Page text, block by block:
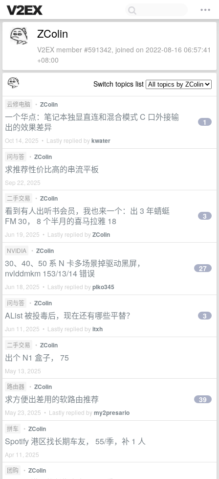
ZColin
V2EX member #591342, joined on 2022-08-16 06:57:41
+08:00
Switch topics list
云修电脑 • ZColin
一个华点：笔记本独显直连和混合模式 C 口外接输
出的效果差异
Oct 14, 2025 • Lastly replied bykwater
1
问与答 • ZColin
求推荐性价比高的串流平板
Sep 22, 2025
二手交易
• ZColin
看到有人出听书会员，我也来一个：出 3 年蜻蜓
FM 30， 8 个半月的喜马拉雅 18
Jun 19, 2025 • Lastly replied byZColin
3
NVIDIA • ZColin
30、40、50 系 N 卡多场景掉驱动黑屏，
nvlddmkm 153/13/14 错误
Jun 18, 2025 • Lastly replied byplko345
27
问与答 • ZColin
AList 被投毒后，现在还有哪些平替？
Jun 11, 2025 • Lastly replied byitxh
3
二手交易 • ZColin
出个 N1 盒子， 75
May 13, 2025
路由器
• ZColin
求方便出差用的软路由推荐
May 23, 2025 • Lastly replied bymy2presario
39
拼车 • ZColin
Spotify 港区找长期车友， 55/季，补 1 人
Apr 11, 2025
团购
• ZColin